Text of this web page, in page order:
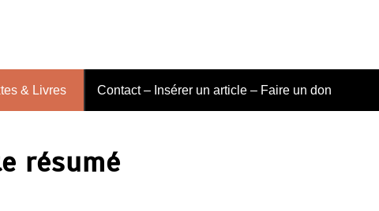
& Livres Contact – Insérer un article – Faire un don
résumé